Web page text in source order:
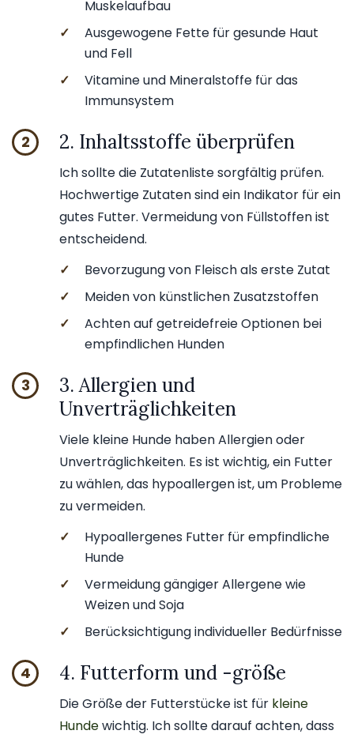
Muskelaufbau
✓
Ausgewogene Fette für gesunde Haut
und Fell
✓
Vitamine und Mineralstoffe für das
Immunsystem
2 2. Inhaltsstoffe überprüfen
Ich sollte die Zutatenliste sorgfältig prüfen.
Hochwertige Zutaten sind ein Indikator für ein
gutes Futter. Vermeidung von Füllstoffen ist
entscheidend.
✓
Bevorzugung von Fleisch als erste Zutat
✓
Meiden von künstlichen Zusatzstoffen
✓
Achten auf getreidefreie Optionen bei
empfindlichen Hunden
3
3. Allergien und
Unverträglichkeiten
Viele kleine Hunde haben Allergien oder
Unverträglichkeiten. Es ist wichtig, ein Futter
zu wählen, das hypoallergen ist, um Probleme
zu vermeiden.
✓
Hypoallergenes Futter für empfindliche
Hunde
✓
Vermeidung gängiger Allergene wie
Weizen und Soja
✓
Berücksichtigung individueller Bedürfnisse
4 4. Futterform und -größe
Die Größe der Futterstücke ist für kleine
Hundewichtig. Ich sollte darauf achten, dass